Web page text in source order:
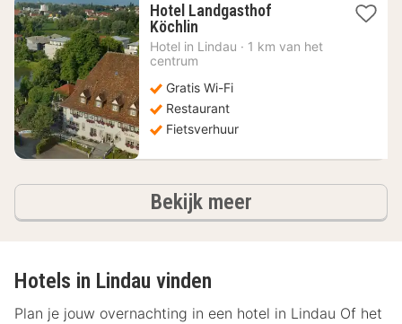
Hotel Landgasthof
Köchlin1
nacht
vanaf
€
Hotel in Lindau · 1 km van het
centrum
Gratis Wi-Fi
Restaurant
Fietsverhuur
Bekijk meerhotels
Hotels in Lindau vinden
Plan je jouw overnachting in een hotel in Lindau Of het